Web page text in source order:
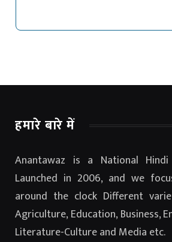
हमारे बारे में
Anantawaz is a National Hindi
Launched in 2006, and we
around the clock Different
Agriculture, Education, Business,
Literature-Culture and Media etc.